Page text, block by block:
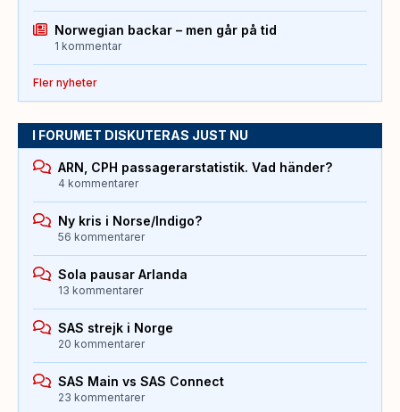
Norwegian backar – men går på tid
1 kommentar
Fler nyheter
I FORUMET DISKUTERAS JUST NU
ARN, CPH passagerarstatistik. Vad händer?
4 kommentarer
Ny kris i Norse/Indigo?
56 kommentarer
Sola pausar Arlanda
13 kommentarer
SAS strejk i Norge
20 kommentarer
SAS Main vs SAS Connect
23 kommentarer